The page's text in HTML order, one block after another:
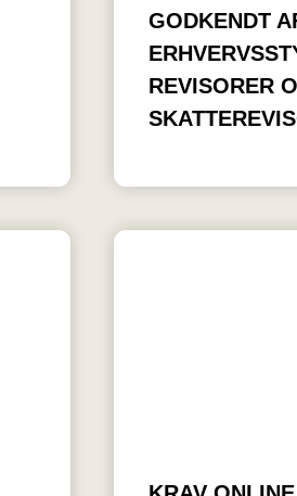
GODKENDT
REVISORER